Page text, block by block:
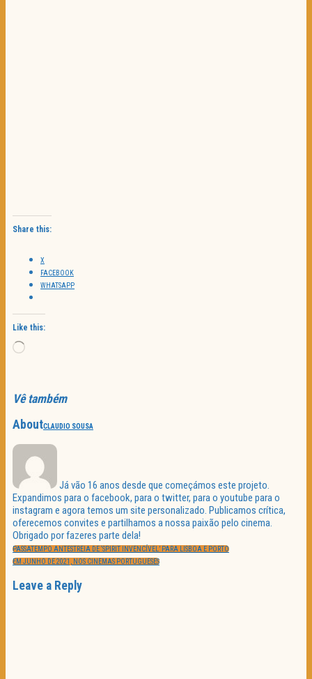
Share this:
X
FACEBOOK
WHATSAPP
Like this:
Loading…
Vê também
AboutCLAUDIO SOUSA
Já vão 16 anos desde que começámos este projeto.
Expandimos para o facebook, para o twitter, para o youtube para o
instagram e agora temos um site personalizado. Publicamos crítica,
oferecemos convites e partilhamos a nossa paixão pelo cinema.
Obrigado por fazeres parte dela!
Navegação
de
artigos
PREVIOUS
POST:
PASSATEMPO ANTESTREIA DE ‘SPIRIT INVENCÍVEL’ PARA LISBOA E PORTO
NEXT
POST:
EM JUNHO DE 2021, NOS CINEMAS PORTUGUESES
Leave a Reply